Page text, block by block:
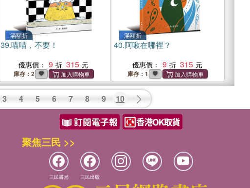
滿額折
39.喵喵，不要！
優惠價： 9 315
庫存：2
滿額折
40.阿啾在哪裡？
優惠價： 9 315
庫存：1
3 4 5 6 7 8 9 10
聚焦三民 >>
三民書局 三民出版